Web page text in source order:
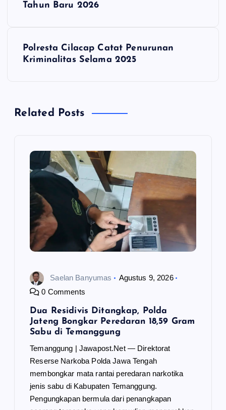
s
Tahun Baru 2026
Polresta Cilacap Catat Penurunan
Kriminalitas Selama 2025
Related Posts
Saelan Banyumas
Agustus 9, 2026
0 Comments
Dua Residivis Ditangkap, Polda
Jateng Bongkar Peredaran 18,59 Gram
Sabu di Temanggung
Temanggung | Jawapost.Net — Direktorat
Reserse Narkoba Polda Jawa Tengah
membongkar mata rantai peredaran narkotika
jenis sabu di Kabupaten Temanggung.
Pengungkapan bermula dari penangkapan